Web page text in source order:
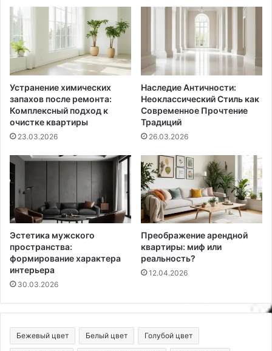
Устранение химических
запахов после ремонта:
Комплексный подход к
очистке квартиры
23.03.2026
Наследие Античности:
Неоклассический Стиль как
Современное Прочтение
Традиций
26.03.2026
Эстетика мужского
пространства:
формирование характера
интерьера
30.03.2026
Преображение арендной
квартиры: миф или
реальность?
12.04.2026
Бежевый цвет Белый цвет Голубой цвет